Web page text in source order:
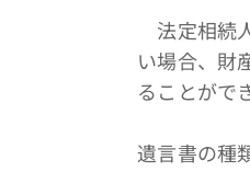
法定相続
い場合、財
ることがで
遺言書の種